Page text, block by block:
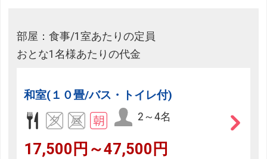
部屋：食事/1室あたりの定員
おとな1名様あたりの代金
和室(１０畳/バス・トイレ付)
2～4名
17,500円～47,500円